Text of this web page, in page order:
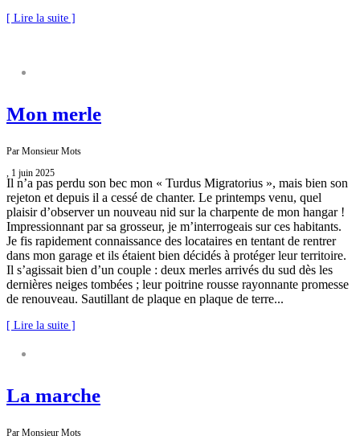
[ Lire la suite ]
Mon merle
Par Monsieur Mots
, 1 juin 2025
Il n’a pas perdu son bec mon « Turdus Migratorius », mais bien son
rejeton et depuis il a cessé de chanter. Le printemps venu, quel
plaisir d’observer un nouveau nid sur la charpente de mon hangar !
Impressionnant par sa grosseur, je m’interrogeais sur ces habitants.
Je fis rapidement connaissance des locataires en tentant de rentrer
dans mon garage et ils étaient bien décidés à protéger leur territoire.
Il s’agissait bien d’un couple : deux merles arrivés du sud dès les
dernières neiges tombées ; leur poitrine rousse rayonnante promesse
de renouveau. Sautillant de plaque en plaque de terre...
[ Lire la suite ]
La marche
Par Monsieur Mots